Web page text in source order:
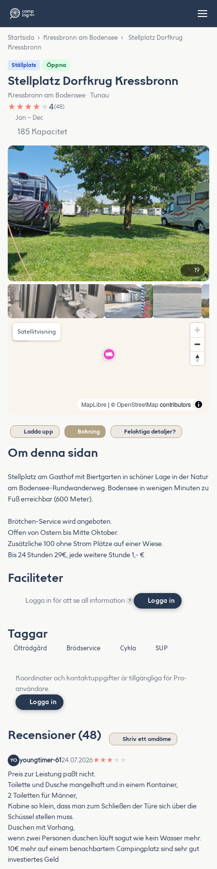
Startsida › Kressbronn am Bodensee ›
Stellplatz Dorfkrug
Kressbronn
Ställplats Öppna
Stellplatz Dorfkrug Kressbronn
Kressbronn am Bodensee · Tunau
★ ★ ★ ★ ★4(48)
Jan – Dec
185 Kapacitet
19
MapLibre | ©OpenStreetMapcontributors
Satellitvisning
Ladda upp Bokning Felaktiga detaljer?
Om denna sidan
Stellplatz am Gasthof mit Biertgarten in schöner Lage in der Natur
am Bodensee-Rundwanderweg. Bodensee in wenigen Minuten zu
Fuß erreichbar (600 Meter).
Brötchen-Service wird angeboten.
Offen von Ostern bis Mitte Oktober.
Zusätzliche 100 ohne Strom Plätze auf einer Wiese.
Bis 24 Stunden 29€, jede weitere Stunde 1,- €
Faciliteter
Logga in för att se all information ? Logga in
Taggar
Ölträdgård Brödservice Cykla SUP
Koordinater och kontaktuppgifter är tillgängliga för Pro-
användare.
Logga in
Recensioner (48) Skriv ett omdöme
YO youngtimer-6124.07.2026★ ★ ★ ★ ★
Preis zur Leistung paßt nicht.
Toilette und Dusche mangelhaft und in einem Kontainer,
2 Toiletten für Männer,
Kabine so klein, dass man zum Schließen der Türe sich über die
Schüssel stellen muss.
Duschen mit Vorhang,
wenn zwei Personen duschen läuft sogut wie kein Wasser mehr.
10€ mehr auf einem benachbartem Campingplatz sind sehr gut
investiertes Geld